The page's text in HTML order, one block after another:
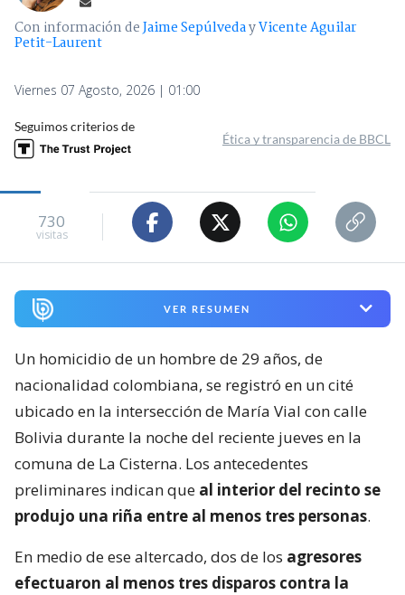
Con información deJaime SepúlvedayVicente Aguilar
Petit-Laurent
Viernes 07 Agosto, 2026 | 01:00
Seguimos criterios de
Ética y transparencia de BBCL
730
visitas
VER RESUMEN
Un homicidio de un hombre de 29 años, de
nacionalidad colombiana, se registró en un cité
ubicado en la intersección de María Vial con calle
Bolivia durante la noche del reciente jueves en la
comuna de La Cisterna. Los antecedentes
preliminares indican que al interior del recinto se
produjo una riña entre al menos tres personas.
En medio de ese altercado, dos de los agresores
efectuaron al menos tres disparos contra la